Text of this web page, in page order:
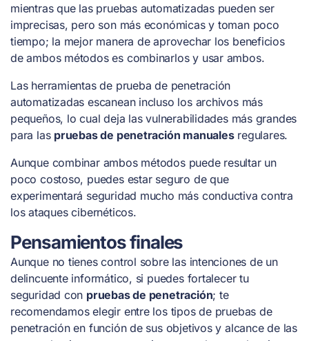
mientras que las pruebas automatizadas pueden ser
imprecisas, pero son más económicas y toman poco
tiempo; la mejor manera de aprovechar los beneficios
de ambos métodos es combinarlos y usar ambos.
Las herramientas de prueba de penetración
automatizadas escanean incluso los archivos más
pequeños, lo cual deja las vulnerabilidades más grandes
para las pruebas de penetración manualesregulares.
Aunque combinar ambos métodos puede resultar un
poco costoso, puedes estar seguro de que
experimentará seguridad mucho más conductiva contra
los ataques cibernéticos.
Pensamientos finales
Aunque no tienes control sobre las intenciones de un
delincuente informático, si puedes fortalecer tu
seguridad con pruebas de penetración; te
recomendamos elegir entre los tipos de pruebas de
penetración en función de sus objetivos y alcance de las